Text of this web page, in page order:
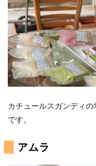
カチュールスガンディ
です。
アムラ